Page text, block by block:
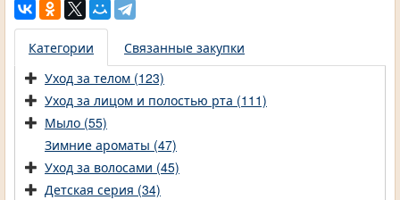
Категории
Связанные закупки
Уход за телом (123)
Уход за лицом и полостью рта (111)
Мыло (55)
Зимние ароматы (47)
Уход за волосами (45)
Детская серия (34)